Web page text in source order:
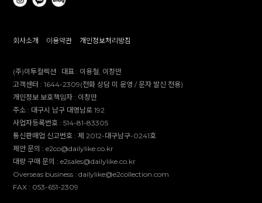
회사소개 이용약관 개인정보처리방침
(주)이투컬렉션 대표 : 이용철, 이창만
고객센터 :1644-2309(전화 상담 미 운영 / 문자 발신 전용)
개인정보 보호책임자 : 이창만
주소 : 대구시 남구 대명남로 192
사업자등록번호 :514-81-83305
통신판매업 신고번호 :제 2012-대구남구-0241호
제안 문의 : e2co@dailylike.co.kr
대량 구매 문의 : e2sales@dailylike.co.kr
Overseas business : dailylike@e2collection.com
FAX : 053-651-2309